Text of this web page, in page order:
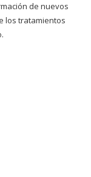
de nuevos
los tratamientos